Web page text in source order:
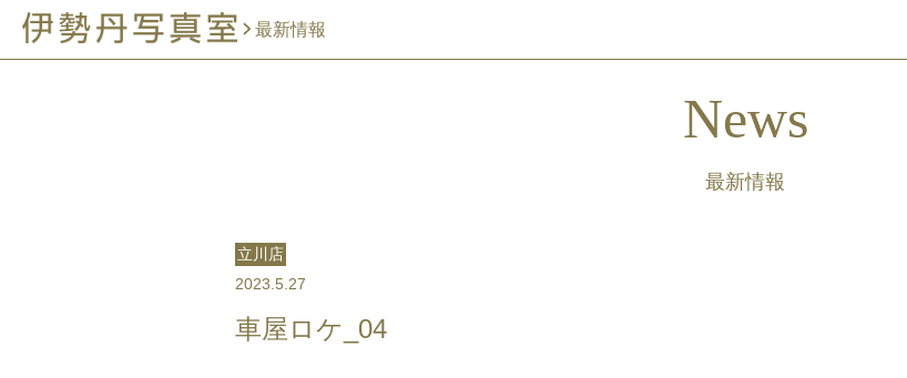
最新情報
News
最新情報
立川店
2023.5.27
車屋ロケ_04